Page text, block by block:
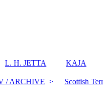
L. H. JETTA KAJA
/ ARCHIVE Scottish